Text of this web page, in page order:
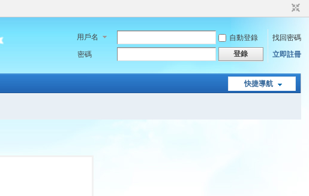
用戶名 自動登錄
找回密碼
密碼
登錄 立即註冊
快捷導航